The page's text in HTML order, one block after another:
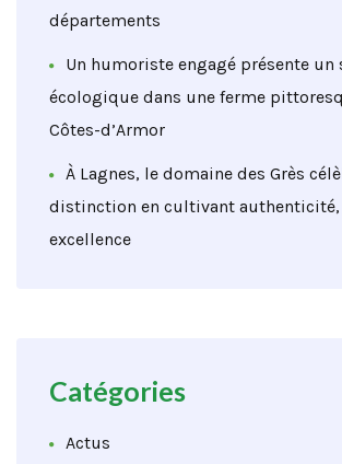
départements
Un humoriste engagé présente un
écologique dans une ferme
Côtes-d’Armor
À Lagnes, le domaine des Grès
distinction en cultivant authenticité,
excellence
Catégories
Actus